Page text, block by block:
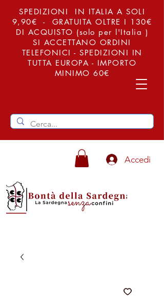
SPEDIZIONI IN ITALIA A SOLI
9,90€ - GRATUITA OLTRE I 130€
DI ACQUISTO (solo per l'Italia )
SI ACCETTANO ORDINI
TELEFONICI - SPEDIZIONI IN
TUTTA EUROPA - IMPORTO
MINIMO 60€
Accedi